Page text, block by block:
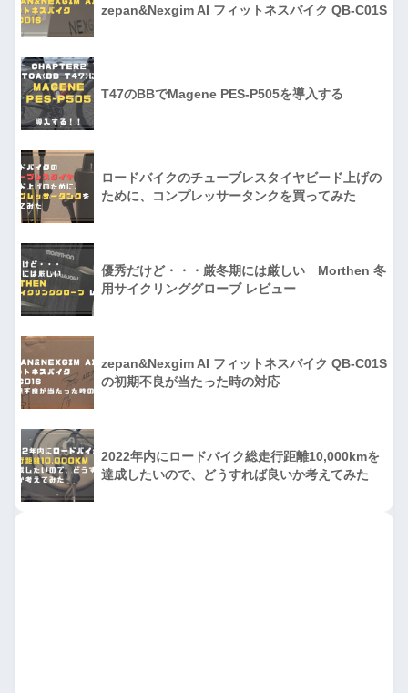
zepan&Nexgim AI フィットネスバイク QB-C01S
T47のBBでMagene PES-P505を導入する
ロードバイクのチューブレスタイヤビード上げの
ために、コンプレッサータンクを買ってみた
優秀だけど・・・厳冬期には厳しい Morthen 冬
用サイクリンググローブ レビュー
zepan&Nexgim AI フィットネスバイク QB-C01S
の初期不良が当たった時の対応
2022年内にロードバイク総走行距離10,000kmを
達成したいので、どうすれば良いか考えてみた